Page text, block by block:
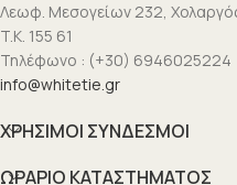
Λεωφ. Μεσογείων 232,
T.K. 155 61
Τηλέφωνο : (+30) 6946025224
info@whitetie.gr
ΧΡΗΣΙΜΟΙ ΣΥΝΔΕΣΜΟΙ
ΩΡΑΡΙΟ ΚΑΤΑΣΤΗΜΑΤΟΣ